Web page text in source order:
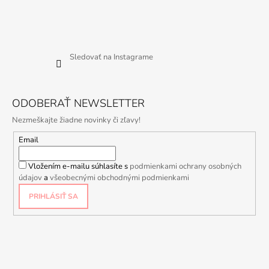
Sledovať na Instagrame
ODOBERAŤ NEWSLETTER
Nezmeškajte žiadne novinky či zľavy!
Email
Vložením e-mailu súhlasíte s podmienkami ochrany osobných
údajovavšeobecnými obchodnými podmienkami
PRIHLÁSIŤ SA